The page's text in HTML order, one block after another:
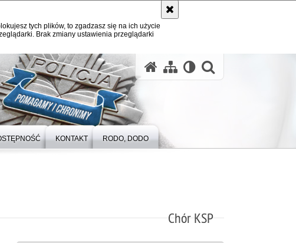
tych plików, to zgadzasz się na ich użycie
Brak zmiany ustawienia przeglądarki
KONTAKT RODO, DODO
Chór KSP